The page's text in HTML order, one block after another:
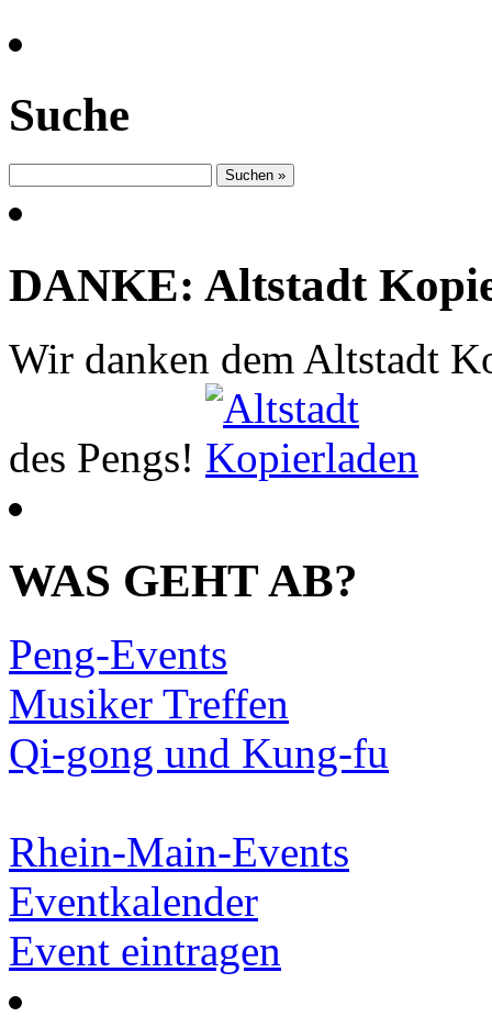
Suche
DANKE: Altstadt
Wir danken dem Altstadt
des Pengs!
WAS GEHT AB?
Peng-Events
Musiker Treffen
Qi-gong und Kung-fu
Rhein-Main-Events
Eventkalender
Event eintragen